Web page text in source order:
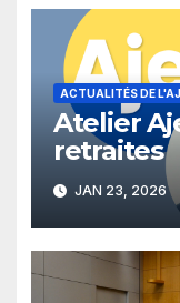
ACTUALITÉS DE
Atelier
retraites
JAN 23, 2026